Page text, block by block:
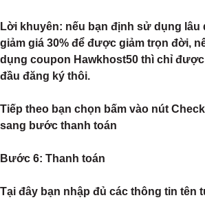
Lời khuyên: nếu bạn định sử dụng lâu
giảm giá 30% để được giảm trọn đời,
dụng coupon Hawkhost50 thì chỉ được
đầu đăng ký thôi.
Tiếp theo bạn chọn bấm vào nút
sang bước thanh toán
Bước 6: Thanh toán
Tại đây bạn nhập đủ các thông tin tên